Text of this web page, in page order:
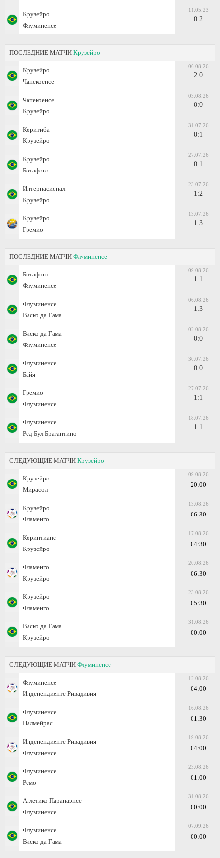
Крузейро
Флуминенсе
11.05.23
0:2
ПОСЛЕДНИЕ МАТЧИ Крузейро
Крузейро
Чапекоенсе
06.08.26
2:0
Чапекоенсе
Крузейро
03.08.26
0:0
Коритиба
Крузейро
31.07.26
0:1
Крузейро
Ботафого
27.07.26
0:1
Интернасионал
Крузейро
23.07.26
1:2
Крузейро
Гремио
13.07.26
1:3
ПОСЛЕДНИЕ МАТЧИ Флуминенсе
Ботафого
Флуминенсе
09.08.26
1:1
Флуминенсе
Васко да Гама
06.08.26
1:3
Васко да Гама
Флуминенсе
02.08.26
0:0
Флуминенсе
Байя
30.07.26
0:0
Гремио
Флуминенсе
27.07.26
1:1
Флуминенсе
Ред Бул Брагантино
18.07.26
1:1
СЛЕДУЮЩИЕ МАТЧИ Крузейро
Крузейро
Мирасол
09.08.26
20:00
Крузейро
Фламенго
13.08.26
06:30
Коринтианс
Крузейро
17.08.26
04:30
Фламенго
Крузейро
20.08.26
06:30
Крузейро
Фламенго
23.08.26
05:30
Васко да Гама
Крузейро
31.08.26
00:00
СЛЕДУЮЩИЕ МАТЧИ Флуминенсе
Флуминенсе
Индепендиенте Ривадивия
12.08.26
04:00
Флуминенсе
Палмейрас
16.08.26
01:30
Индепендиенте Ривадивия
Флуминенсе
19.08.26
04:00
Флуминенсе
Ремо
23.08.26
01:00
Атлетико Паранаэнсе
Флуминенсе
31.08.26
00:00
Флуминенсе
Васко да Гама
07.09.26
00:00